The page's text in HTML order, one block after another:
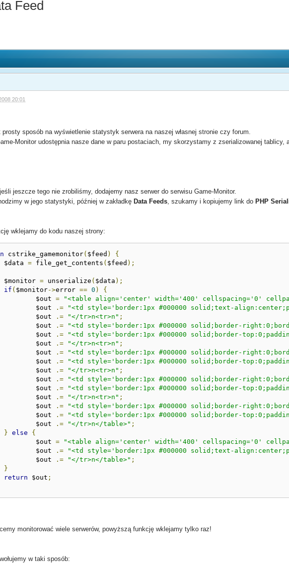
Feed
20:01
prosty sposób na wyświetlenie statystyk serwera na naszej własnej stronie czy forum.
Monitor udostępnia nasze dane w paru postaciach, my skorzystamy z zserializowanej
jeszcze tego nie zrobiliśmy, dodajemy nasz serwer do serwisu Game-Monitor.
w jego statystyki, później w zakładkę Data Feeds, szukamy i kopiujemy link do PHP
wklejamy do kodu naszej strony:
cstrike_gamemonitor( $feed )
{
	$data
= file_get_contents ( $feed );
	$monitor
= unserialize ( $data );
if ( $monitor->error == 0 )
{
		$out
= "<table align='center' width='400' cellspacing='0'
		$out
.= "<td style='border:1px #000000 solid;text-
		$out
.= "</tr>n<tr>n" ;
		$out
.= "<td style='border:1px #000000 solid;border-
		$out
.= "<td style='border:1px #000000 solid;border-
		$out
.= "</tr>n<tr>n" ;
		$out
.= "<td style='border:1px #000000 solid;border-
		$out
.= "<td style='border:1px #000000 solid;border-
		$out
.= "</tr>n<tr>n" ;
		$out
.= "<td style='border:1px #000000 solid;border-
		$out
.= "<td style='border:1px #000000 solid;border-
		$out
.= "</tr>n<tr>n" ;
		$out
.= "<td style='border:1px #000000 solid;border-
		$out
.= "<td style='border:1px #000000 solid;border-
		$out
.= "</tr>n</table>" ;
}
else
{
		$out
= "<table align='center' width='400' cellspacing='0'
		$out
.=
"<td style='border:1px #000000 solid;text-
		$out
.= "</tr>n</table>" ;
}
return $out ;
monitorować wiele serwerów, powyższą funkcję wklejamy tylko raz!
w taki sposób: